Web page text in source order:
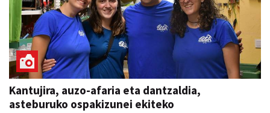
Kantujira, auzo-afaria eta dantzaldia,
asteburuko ospakizunei ekiteko